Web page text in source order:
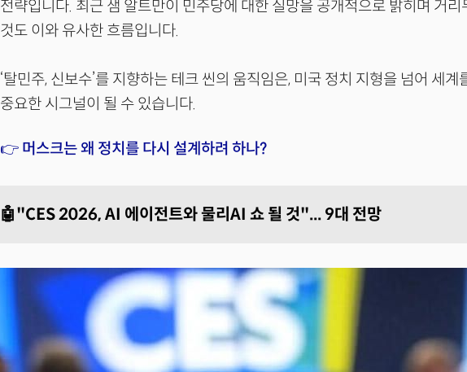
전략입니다. 최근 샘 알트만이 민주당에 대한 실망을 공개적으로 밝히며 거리
것도 이와 유사한 흐름입니다.
‘탈민주, 신보수’를 지향하는 테크 씬의 움직임은, 미국 정치 지형을 넘어 세계
중요한 시그널이 될 수 있습니다.
👉 머스크는 왜 정치를 다시 설계하려 하나?
🤖"CES 2026, AI 에이전트와 물리AI 쇼 될 것"... 9대 전망